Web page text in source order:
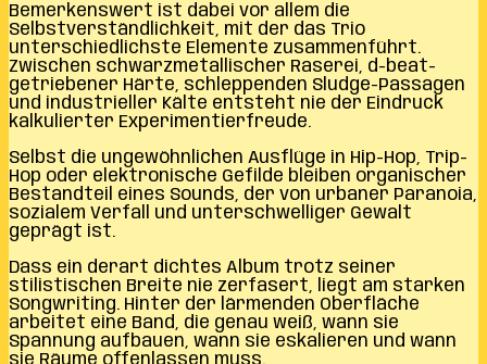
Bemerkenswert ist dabei vor allem die
Selbstverständlichkeit, mit der das Trio
unterschiedlichste Elemente zusammenführt.
Zwischen schwarzmetallischer Raserei, d-beat-
getriebener Härte, schleppenden Sludge-Passagen
und industrieller Kälte entsteht nie der Eindruck
kalkulierter Experimentierfreude.
Selbst die ungewöhnlichen Ausflüge in Hip-Hop, Trip-
Hop oder elektronische Gefilde bleiben organischer
Bestandteil eines Sounds, der von urbaner Paranoia,
sozialem Verfall und unterschwelliger Gewalt
geprägt ist.
Dass ein derart dichtes Album trotz seiner
stilistischen Breite nie zerfasert, liegt am starken
Songwriting. Hinter der lärmenden Oberfläche
arbeitet eine Band, die genau weiß, wann sie
Spannung aufbauen, wann sie eskalieren und wann
sie Räume offenlassen muss.